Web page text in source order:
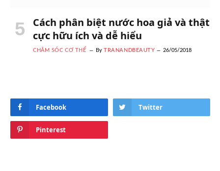
Cách phân biệt nước hoa giả và thật
cực hữu ích và dễ hiểu
CHĂM SÓC CƠ THỂ By TRANANDBEAUTY 26/05/2018
Facebook Twitter
Pinterest